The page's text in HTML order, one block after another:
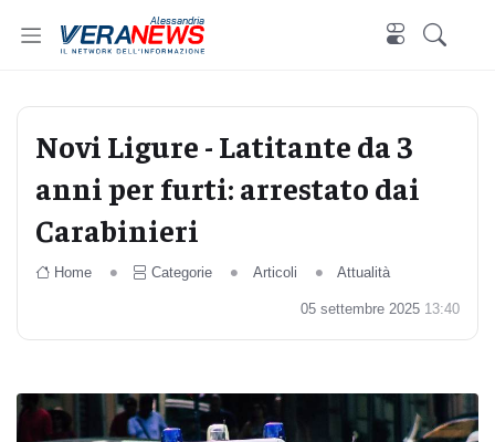
Alessandria
Novi Ligure - Latitante da 3
anni per furti: arrestato dai
Carabinieri
Home Categorie Articoli Attualità
05 settembre 2025 13:40